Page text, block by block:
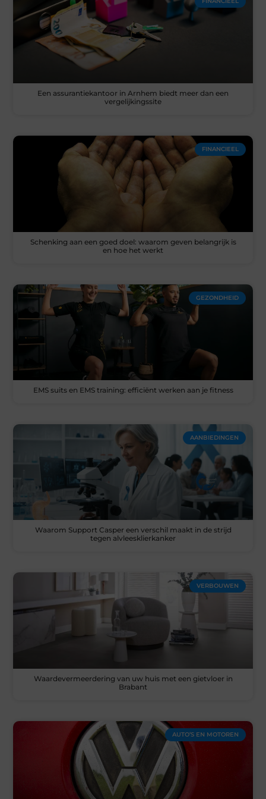
Een assurantiekantoor in Arnhem biedt meer dan een
vergelijkingssite
FINANCIEEL
Schenking aan een goed doel: waarom geven belangrijk is
en hoe het werkt
GEZONDHEID
EMS suits en EMS training: efficiënt werken aan je fitness
AANBIEDINGEN
Waarom Support Casper een verschil maakt in de strijd
tegen alvleesklierkanker
VERBOUWEN
Waardevermeerdering van uw huis met een gietvloer in
Brabant
AUTO’S EN MOTOREN